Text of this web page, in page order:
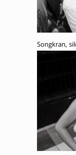
Songkran,